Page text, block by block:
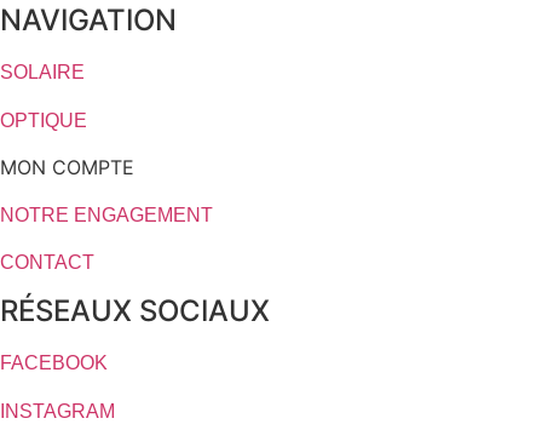
NAVIGATION
SOLAIRE
OPTIQUE
MON COMPTE
NOTRE ENGAGEMENT
CONTACT
RÉSEAUX SOCIAUX
FACEBOOK
INSTAGRAM